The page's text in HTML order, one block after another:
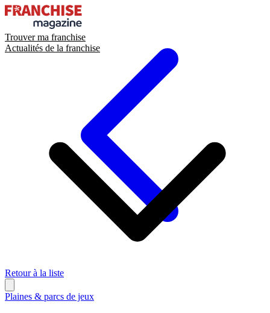
Trouver ma franchise
Actualités de la franchise
Retour à la liste
Plaines & parcs de jeux